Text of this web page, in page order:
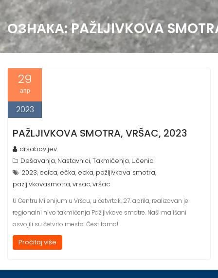
ОЗНАКА:PAŽLJIVKOVA
29
апр
2023
PAŽLJIVKOVA SMOTRA, VRŠAC, 2023
drsabovljev
Dešavanja, Nastavnici,Takmičenja, Učenici
2023, ecica, ečka, ecka, pažljivkova smotra,
pazljivkovasmotra,vrsac,vršac
U Centru Milenijum u Vršcu, u četvrtak, 27. aprila, realizovan je
regionalni nivo takmičenja Pažljivkove smotre. Naši mališani
osvojili su četvrto mesto. Čestitamo!
Pročitaj više